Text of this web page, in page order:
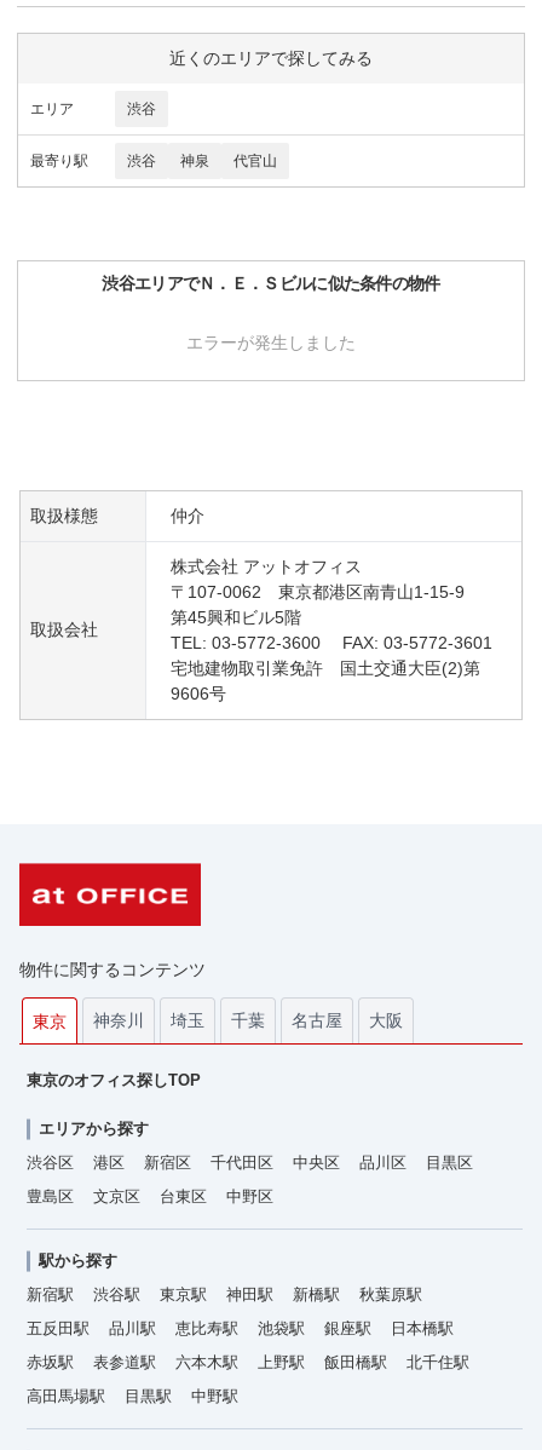
近くのエリアで探してみる
エリア 渋谷
最寄り駅 渋谷 神泉 代官山
渋谷エリアでＮ．Ｅ．Ｓビルに似た条件の物件
エラーが発生しました
取扱様態 仲介
取扱会社
株式会社 アットオフィス
〒107-0062 東京都港区南青山1-15-9
第45興和ビル5階
TEL: 03-5772-3600 FAX: 03-5772-3601
宅地建物取引業免許 国土交通大臣(2)第
9606号
物件に関するコンテンツ
東京 神奈川 埼玉 千葉 名古屋 大阪
東京のオフィス探しTOP
エリアから探す
渋谷区
港区 新宿区 千代田区 中央区 品川区
目黒区
豊島区
文京区 台東区 中野区
駅から探す
新宿駅
渋谷駅 東京駅 神田駅 新橋駅
秋葉原駅
五反田駅
品川駅 恵比寿駅 池袋駅 銀座駅
日本橋駅
赤坂駅
表参道駅 六本木駅 上野駅 飯田橋駅
北千住駅
高田馬場駅
目黒駅 中野駅